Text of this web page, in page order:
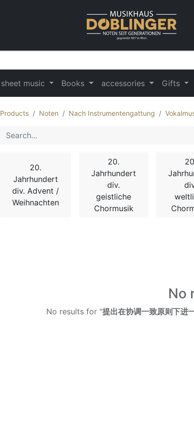
sheet music Books accessories Gifts
Products Noten Nach Instrumentengattung
20.
Jahrhundert
div. Advent /
Weihnachten
20.
Jahrhundert
div.
geistliche
Chormusik
No
No results for "提出在协调一致原则下进